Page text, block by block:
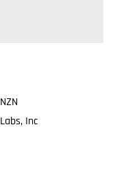
NZN
Labs, Inc